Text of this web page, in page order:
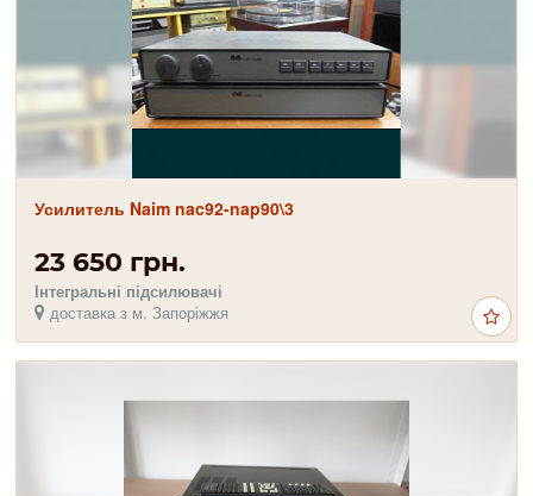
Усилитель Naim nac92-nap90\3
23 650 грн.
Інтегральні підсилювачі
доставка з м. Запоріжжя